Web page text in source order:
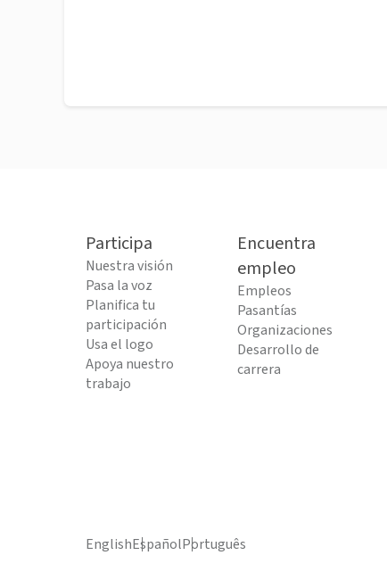
Participa
Nuestra visión
Pasa la voz
Planifica tu
participación
Usa el logo
Apoya nuestro
trabajo
Encuentra
empleo
Empleos
Pasantías
Organizaciones
Desarrollo de
carrera
EnglishEspañolPortuguês